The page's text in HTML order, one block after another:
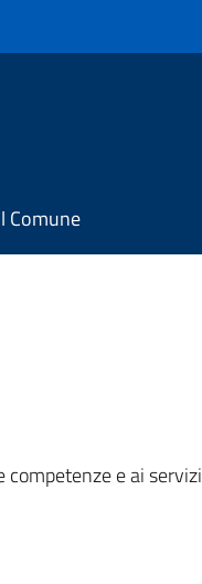
Comune
e ai servizi